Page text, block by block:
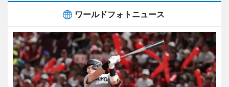
ワールドフォトニュース